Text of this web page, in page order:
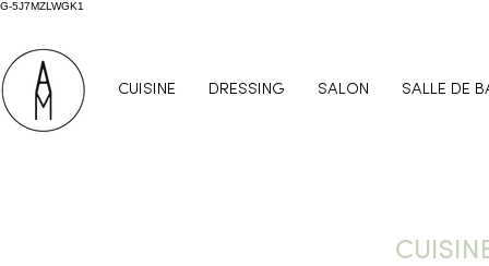
G-5J7MZLWGK1
CUISINE DRESSING SALON SALLE DE